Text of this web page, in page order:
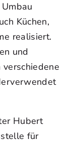
Küchen,
realisiert.
und
Hubert
für